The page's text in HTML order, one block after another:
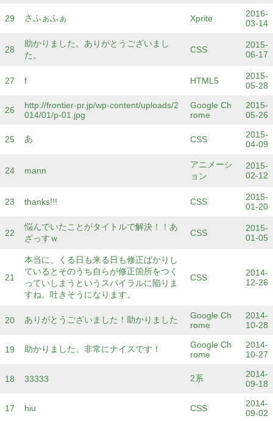
29 さふぁふぁ Xprite
2016-
03-14
28
助かりました。ありがとうございまし
た。
CSS
2015-
06-17
27 f HTML5
2015-
05-28
26
http://frontier-pr.jp/wp-content/uploads/2
014/01/p-01.jpg
Google Ch
rome
2015-
05-26
25 あ CSS
2015-
04-09
24 mann
アニメーシ
ョン
2015-
02-12
23 thanks!!! CSS
2015-
01-20
22
悩んでいたことがタイトルで解決！！あ
ざっすｗ
CSS
2015-
01-05
21
本当に、くる日も来る日も修正ばかりし
ているとそのうち自らが修正箇所をつく
っていしまうというスパイラルに陥りま
すね。吐きそうになります。
CSS
2014-
12-26
20 ありがとうございました！助かりました
Google Ch
rome
2014-
10-28
19 助かりました。非常にナイスです！
Google Ch
rome
2014-
10-27
18 33333 2系
2014-
09-18
17 hiu CSS
2014-
09-02